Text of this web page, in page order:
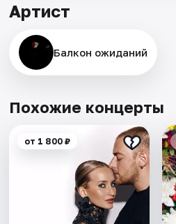
Артист
Балкон ожиданий
Похожие концерты
от 1 800 ₽